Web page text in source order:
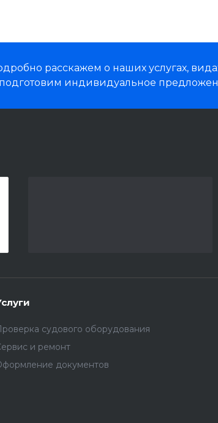
расскажем о наших услугах,
индивидуальное
судового оборудования
и ремонт
документов